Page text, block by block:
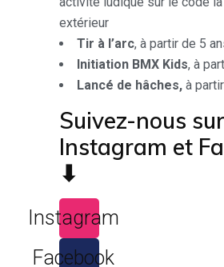
extérieur
Tir à l’arc, à partir de 5
Initiation BMX Kids, à
Lancé de hâches, à
Suivez-nous sur
Instagram et
⬇
Instagram
Facebook